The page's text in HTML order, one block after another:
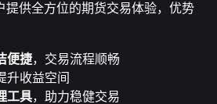
提供全方位的期货交易体验，优势
便捷，交易流程顺畅
升收益空间
工具，助力稳健交易